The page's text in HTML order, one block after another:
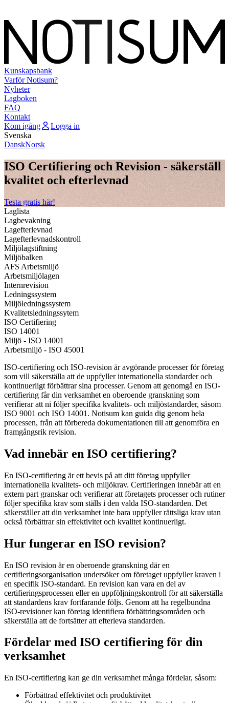
Kunskapsbank
Varför Notisum?
Nyheter
Lagboken
FAQ
Kontakt
Kom igång
Logga in
Svenska
DanskNorsk
ISO Certifiering och Revision - säkerställ
kvalitet och efterlevnad
Testa gratis här!
Laglista
Lagbevakning
Lagefterlevnad
Lagefterlevnadskontroll
Miljölagstiftning
Miljöbalken
AFS Arbetsmiljö
Arbetsmiljölagen
Internrevision
Ledningssystem
Miljöledningssystem
Kvalitetsledningssytem
ISO Certifiering
ISO 14001
Miljö - ISO 14001
Arbetsmiljö - ISO 45001
ISO-certifiering och ISO-revision är avgörande processer för företag
som vill säkerställa att de uppfyller internationella standarder och
kontinuerligt förbättrar sina processer. Genom att genomgå en ISO-
certifiering får din verksamhet en oberoende granskning som
verifierar att ni följer specifika kvalitets- och miljöstandarder, såsom
ISO 9001 och ISO 14001. Notisum kan guida dig genom hela
processen, från att förbereda dokumentationen till att genomföra en
framgångsrik revision.
Vad innebär en ISO certifiering?
En ISO-certifiering är ett bevis på att ditt företag uppfyller
internationella kvalitets- och miljökrav. Certifieringen innebär att en
extern part granskar och verifierar att företagets processer och rutiner
följer specifika krav som ställs i den valda ISO-standarden. Det
säkerställer att din verksamhet inte bara uppfyller rättsliga krav utan
också förbättrar sin effektivitet och kvalitet kontinuerligt.
Hur fungerar en ISO revision?
En ISO revision är en oberoende granskning där en
certifieringsorganisation undersöker om företaget uppfyller kraven i
en specifik ISO-standard. En revision kan vara en del av
certifieringsprocessen eller en uppföljningskontroll för att säkerställa
att standardens krav fortfarande följs. Genom att ha regelbundna
ISO-revisioner kan företag identifiera förbättringsområden och
säkerställa att de fortsätter att efterleva standarden.
Fördelar med ISO certifiering för din
verksamhet
En ISO-certifiering kan ge din verksamhet många fördelar, såsom:
Förbättrad effektivitet och produktivitet